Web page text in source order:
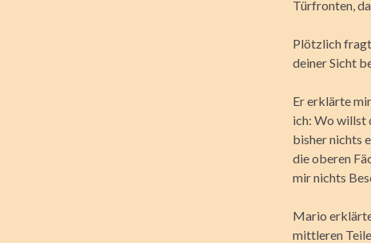
Türfronten,
Plötzlich
deiner Sicht
Er erklärte
ich: Wo willst
bisher nichts
die oberen
mir nichts
Mario
mittleren